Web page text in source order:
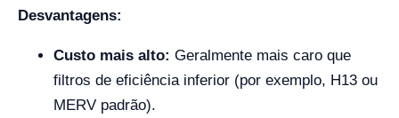
Desvantagens:
Custo mais alto: Geralmente mais caro que
filtros de eficiência inferior (por exemplo, H13 ou
MERV padrão).